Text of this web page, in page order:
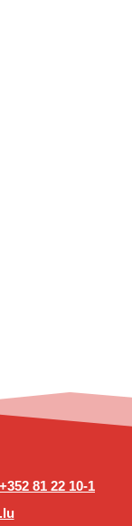
+352 81 22 10-1